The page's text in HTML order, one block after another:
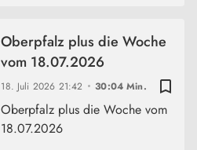
bookmark_border
18. Juli 2026 21:42 30:04 Min.
Oberpfalz plus die Woche
vom 18.07.2026
Oberpfalz plus die Woche vom
18.07.2026